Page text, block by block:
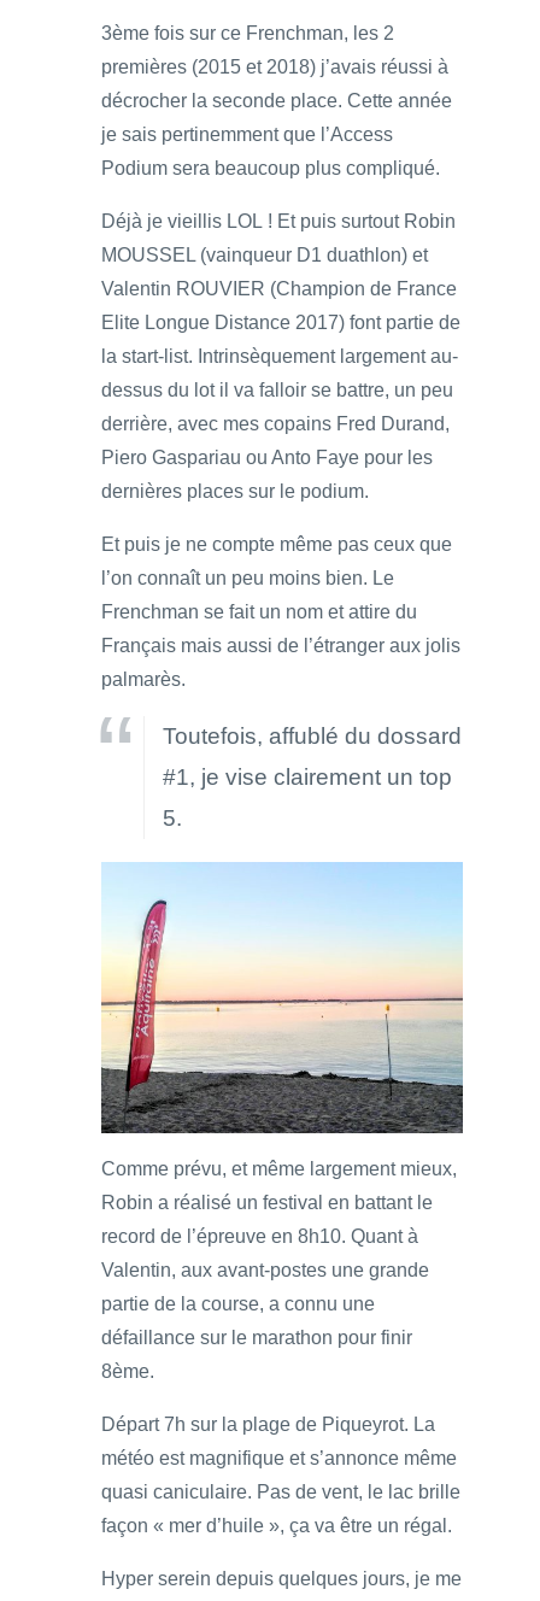
3ème fois sur ce Frenchman, les 2
premières (2015 et 2018) j’avais réussi à
décrocher la seconde place. Cette année
je sais pertinemment que l’Access
Podium sera beaucoup plus compliqué.
Déjà je vieillis LOL ! Et puis surtout Robin
MOUSSEL (vainqueur D1 duathlon) et
Valentin ROUVIER (Champion de France
Elite Longue Distance 2017) font partie de
la start-list. Intrinsèquement largement au-
dessus du lot il va falloir se battre, un peu
derrière, avec mes copains Fred Durand,
Piero Gaspariau ou Anto Faye pour les
dernières places sur le podium.
Et puis je ne compte même pas ceux que
l’on connaît un peu moins bien. Le
Frenchman se fait un nom et attire du
Français mais aussi de l’étranger aux jolis
palmarès.
Toutefois, affublé du dossard
#1, je vise clairement un top
5.
Comme prévu, et même largement mieux,
Robin a réalisé un festival en battant le
record de l’épreuve en 8h10. Quant à
Valentin, aux avant-postes une grande
partie de la course, a connu une
défaillance sur le marathon pour finir
8ème.
Départ 7h sur la plage de Piqueyrot. La
météo est magnifique et s’annonce même
quasi caniculaire. Pas de vent, le lac brille
façon « mer d’huile », ça va être un régal.
Hyper serein depuis quelques jours, je me